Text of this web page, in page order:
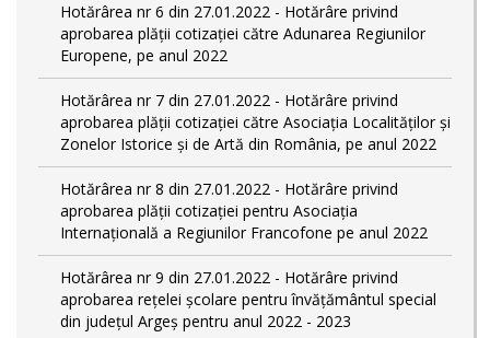
Hotărârea nr 6 din 27.01.2022 - Hotărâre privind
aprobarea plății cotizației către Adunarea Regiunilor
Europene, pe anul 2022
Hotărârea nr 7 din 27.01.2022 - Hotărâre privind
aprobarea plății cotizației către Asociația Localităților și
Zonelor Istorice și de Artă din România, pe anul 2022
Hotărârea nr 8 din 27.01.2022 - Hotărâre privind
aprobarea plății cotizației pentru Asociația
Internațională a Regiunilor Francofone pe anul 2022
Hotărârea nr 9 din 27.01.2022 - Hotărâre privind
aprobarea rețelei școlare pentru învățământul special
din județul Argeș pentru anul 2022 - 2023